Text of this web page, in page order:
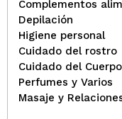
Complementos
Depilación
Higiene personal
Cuidado del rostro
Cuidado del Cuerpo
Perfumes y Varios
Masaje y